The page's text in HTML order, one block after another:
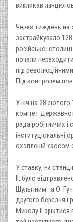
викликав
Через тиждень на
застрайкувало
російської
почали
під
Під контролем
У ніч на 28
комітет
рада робітничих і
інституціональні
охопленій хаосом
У ставку, на
II, було
Шульгіним та О.
другого березня і
Миколу II